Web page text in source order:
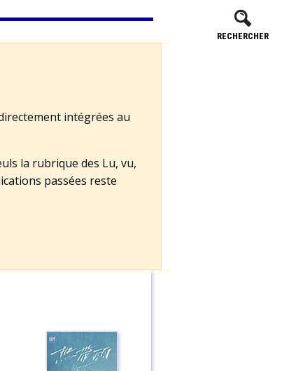
RECHERCHER
intégrées au
la rubrique des Lu, vu,
passées reste